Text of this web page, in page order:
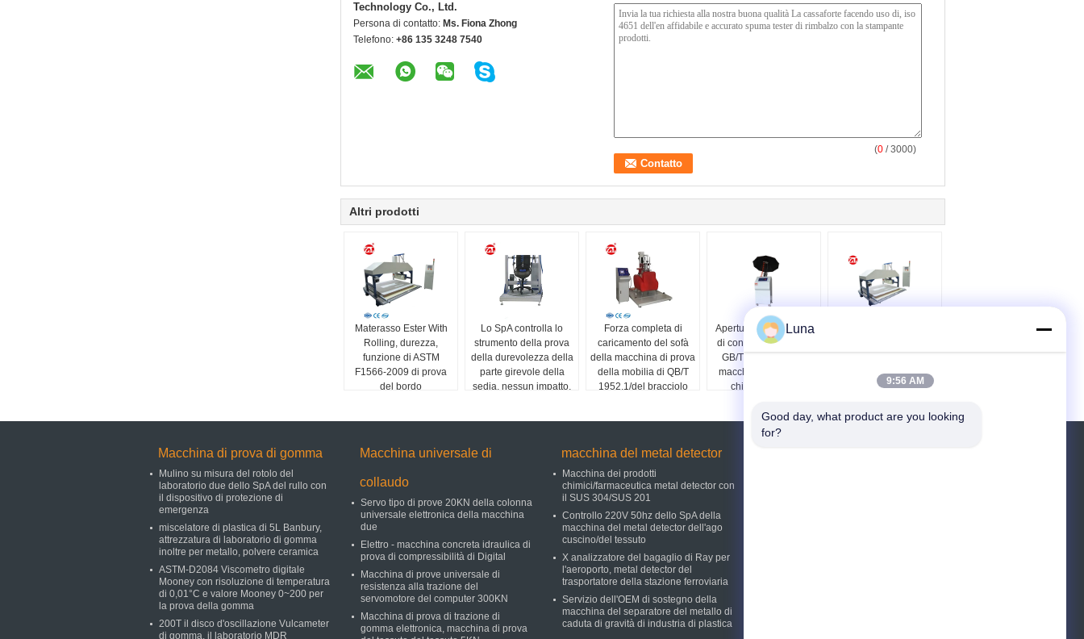
Technology Co., Ltd.
Persona di contatto: Ms. Fiona Zhong
Telefono: +86 135 3248 7540
(0 / 3000)
Altri prodotti
Materasso Ester With
Rolling, durezza,
funzione di ASTM
F1566-2009 di prova
del bordo
Lo SpA controlla lo
strumento della prova
della durevolezza della
parte girevole della
sedia, nessun impatto,
Forza completa di
caricamento del sofà
della macchina di prova
della mobilia di QB/T
1952,1/del bracciolo
Apertura dell'ombrello
di controllo dello SpA
GB/T23147-2008 e
macchina di prova di
chiusura di vita
controllo dell'en 1957
Macchina di prova di gomma
Mulino su misura del rotolo del
laboratorio due dello SpA del rullo con
il dispositivo di protezione di
emergenza
miscelatore di plastica di 5L Banbury,
attrezzatura di laboratorio di gomma
inoltre per metallo, polvere ceramica
ASTM-D2084 Viscometro digitale
Mooney con risoluzione di temperatura
di 0,01°C e valore Mooney 0~200 per
la prova della gomma
200T il disco d'oscillazione Vulcameter
di gomma, il laboratorio MDR
Macchina universale di
collaudo
Servo tipo di prove 20KN della colonna
universale elettronica della macchina
due
Elettro - macchina concreta idraulica di
prova di compressibilità di Digital
Macchina di prove universale di
resistenza alla trazione del
servomotore del computer 300KN
Macchina di prova di trazione di
gomma elettronica, macchina di prova
macchina del metal detector
Macchina dei prodotti
chimici/farmaceutica metal detector con
il SUS 304/SUS 201
Controllo 220V 50hz dello SpA della
macchina del metal detector dell'ago
cuscino/del tessuto
X analizzatore del bagaglio di Ray per
l'aeroporto, metal detector del
trasportatore della stazione ferroviaria
Servizio dell'OEM di sostegno della
macchina del separatore del metallo di
caduta di gravità di industria di plastica
Luna
9:56 AM
Good day, what product are you looking
for?